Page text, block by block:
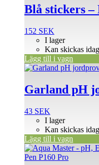
Blå stickers
152 SEK
I lager
Kan skickas idag
Lägg till i vagn
Garland pH
43 SEK
I lager
Kan skickas idag
Lägg till i vagn